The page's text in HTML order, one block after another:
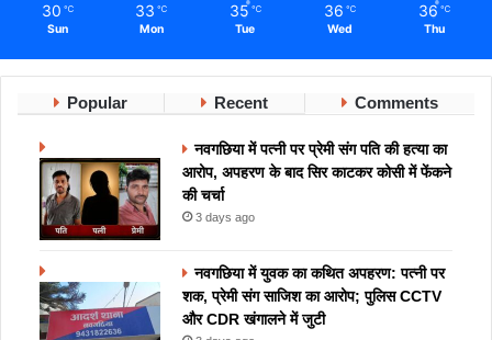
30 ℃
Sun
33 ℃
Mon
35 ℃
Tue
36 ℃
Wed
36 ℃
Thu
Popular Recent Comments
नवगछिया में पत्नी पर प्रेमी संग पति की हत्या का
आरोप, अपहरण के बाद सिर काटकर कोसी में फेंकने
की चर्चा
3 days ago
नवगछिया में युवक का कथित अपहरण: पत्नी पर
शक, प्रेमी संग साजिश का आरोप; पुलिस CCTV
और CDR खंगालने में जुटी